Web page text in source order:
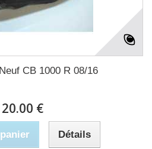
CB 1000 R 08/16
€
Détails